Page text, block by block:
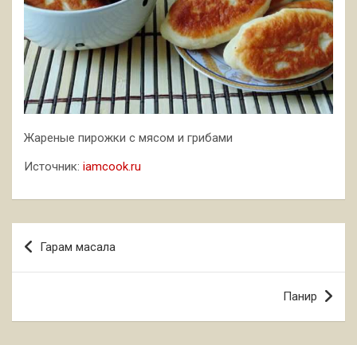
Жареные пирожки с мясом и грибами
Источник: iamcook.ru
Навигация
по
Гарам масала
Панир